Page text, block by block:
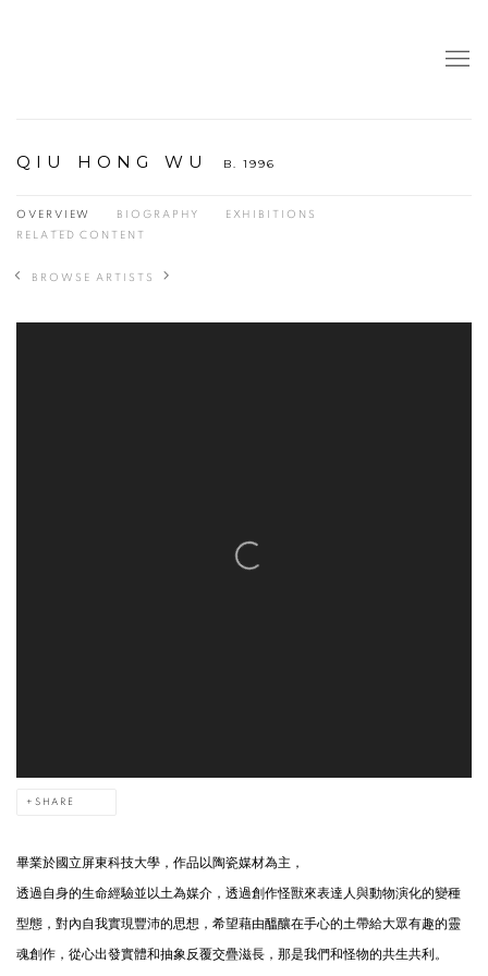
QIU HONG WU B. 1996
OVERVIEW BIOGRAPHY
EXHIBITIONS
RELATED CONTENT
BROWSE ARTISTS
SHARE
畢業於國立屏東科技大學，作品以陶瓷媒材為主，
透過自身的生命經驗並以土為媒介，透過創作怪獸來表達人與動物演化的變種
型態，對內自我實現豐沛的思想，希望藉由醞釀在手心的土帶給大眾有趣的靈
魂創作，從心出發實體和抽象反覆交疊滋長，那是我們和怪物的共生共利。